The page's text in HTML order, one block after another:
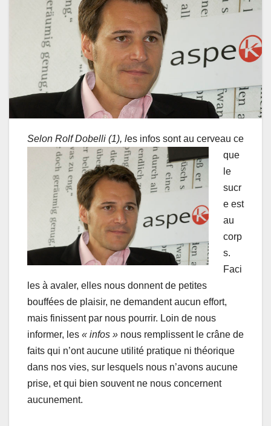
Selon Rolf Dobelli (1), les infos sont au cerveau ce
que
le
sucr
e est
au
corp
s.
Faci
les à avaler, elles nous donnent de petites
bouffées de plaisir, ne demandent aucun effort,
mais finissent par nous pourrir. Loin de nous
informer, les « infos » nous remplissent le crâne de
faits qui n’ont aucune utilité pratique ni théorique
dans nos vies, sur lesquels nous n’avons aucune
prise, et qui bien souvent ne nous concernent
aucunement.